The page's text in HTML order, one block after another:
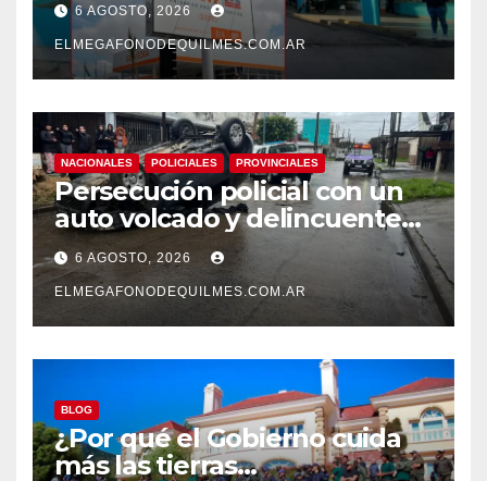
mejoras laborales
6 AGOSTO, 2026
ELMEGAFONODEQUILMES.COM.AR
NACIONALES POLICIALES PROVINCIALES
Persecución policial con un
auto volcado y delincuentes
detenidos en San Francisco
Solano
6 AGOSTO, 2026
ELMEGAFONODEQUILMES.COM.AR
BLOG
¿Por qué el Gobierno cuida
más las tierras